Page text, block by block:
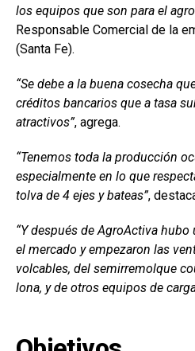
los equipos que son para el
Responsable Comercial de la
(Santa Fe).
“Se debe a la buena cosecha
créditos bancarios que a tasa
atractivos”, agrega.
“Tenemos toda la producción
especialmente en lo que
tolva de 4 ejes y bateas”,
“Y después de AgroActiva
el mercado y empezaron las
volcables, del semirremolque
lona, y de otros equipos de